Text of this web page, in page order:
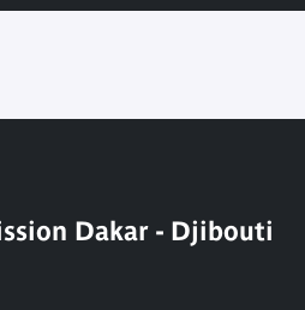
Dakar - Djibouti